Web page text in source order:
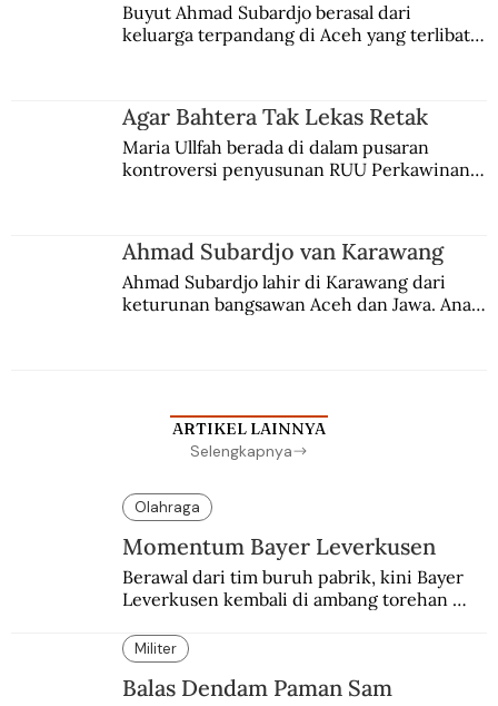
Buyut Ahmad Subardjo berasal dari
keluarga terpandang di Aceh yang terlibat
Agar Bahtera Tak Lekas Retak
Maria Ullfah berada di dalam pusaran
kontroversi penyusunan RUU Perkawinan.
Ahmad Subardjo van Karawang
Ahmad Subardjo lahir di Karawang dari
keturunan bangsawan Aceh dan Jawa. Anak
ARTIKEL LAINNYA
Selengkapnya
Olahraga
Momentum Bayer Leverkusen
Berawal dari tim buruh pabrik, kini Bayer
Leverkusen kembali di ambang torehan
“Neverkusen”.
Militer
Balas Dendam Paman Sam